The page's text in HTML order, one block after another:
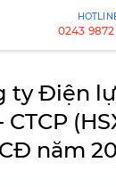
0243
ty Điện
năm